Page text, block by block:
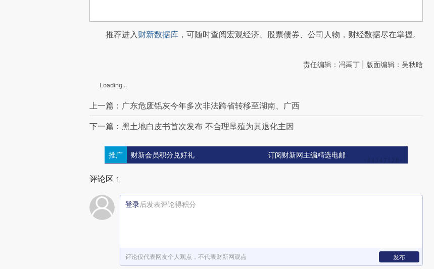
推荐进入财新数据库 ，可随时查阅宏观经济、股票债券、公司人物，财经数据尽在掌握。
责任编辑：冯禹丁 | 版面编辑：吴秋晗
Loading...
上一篇：广东危废铝灰今年多次非法跨省转移至湖南、广西
下一篇：黑土地白皮书首次发布 不合理垦殖为其退化主因
推广 财新会员积分兑好礼 订阅财新网主编精选电邮
评论区 1
登录后发表评论得积分
评论仅代表网友个人观点，不代表财新网观点 发布